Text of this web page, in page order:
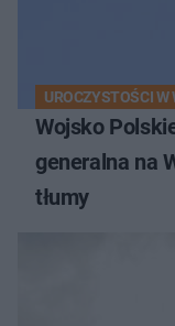
UROCZYSTOŚCI W
Wojsko
generalna na
tłumy